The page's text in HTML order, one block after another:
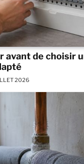
avant de choisir
2026